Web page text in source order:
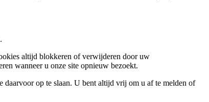
altijd blokkeren of verwijderen door uw
wanneer u onze site opnieuw bezoekt.
daarvoor op te slaan. U bent altijd vrij om u af te melden of